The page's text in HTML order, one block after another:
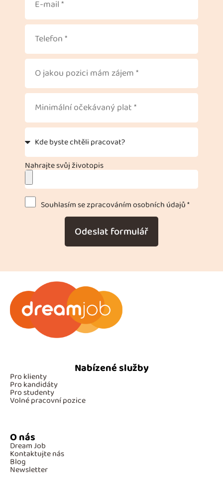
Nahrajte svůj životopis
Souhlasím se zpracováním osobních údajů *
Odeslat formulář
Nabízené služby
Pro klienty
Pro kandidáty
Pro studenty
Volné pracovní pozice
O nás
Dream Job
Kontaktujte nás
Blog
Newsletter